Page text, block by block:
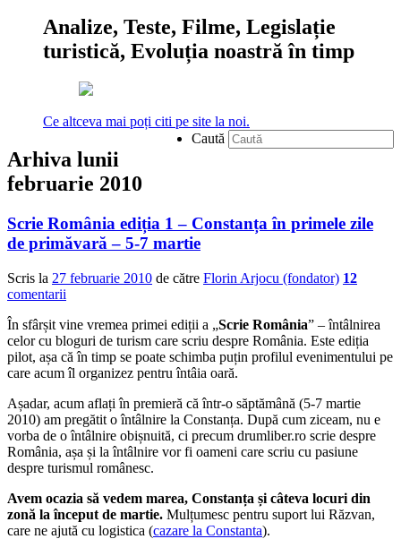
Analize, Teste, Filme, Legislație
turistică, Evoluția noastră în timp
Ce altceva mai poți citi pe site la noi.
Caută
Arhiva lunii
februarie 2010
Scrie România ediția 1 – Constanța în primele zile
de primăvară – 5-7 martie
Scris la 27 februarie 2010 de către Florin Arjocu (fondator) 12
comentarii
În sfârșit vine vremea primei ediții a „Scrie România” – întâlnirea
celor cu bloguri de turism care scriu despre România. Este ediția
pilot, așa că în timp se poate schimba puțin profilul evenimentului pe
care acum îl organizez pentru întâia oară.
Așadar, acum aflați în premieră că într-o săptămână (5-7 martie
2010) am pregătit o întâlnire la Constanța. După cum ziceam, nu e
vorba de o întâlnire obișnuită, ci precum drumliber.ro scrie despre
România, așa și la întâlnire vor fi oameni care scriu cu pasiune
despre turismul românesc.
Avem ocazia să vedem marea, Constanța și câteva locuri din
zonă la început de martie. Mulțumesc pentru suport lui Răzvan,
care ne ajută cu logistica (cazare la Constanta).